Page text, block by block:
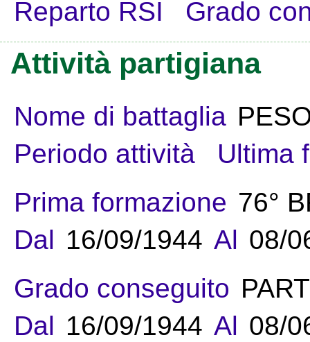
Reparto RSI Grado
Attività partigiana
Nome di battaglia
Periodo attività
Ultima
Prima formazione 76°
Dal 16/09/1944 Al 08/
Grado conseguito
Dal 16/09/1944 Al 08/